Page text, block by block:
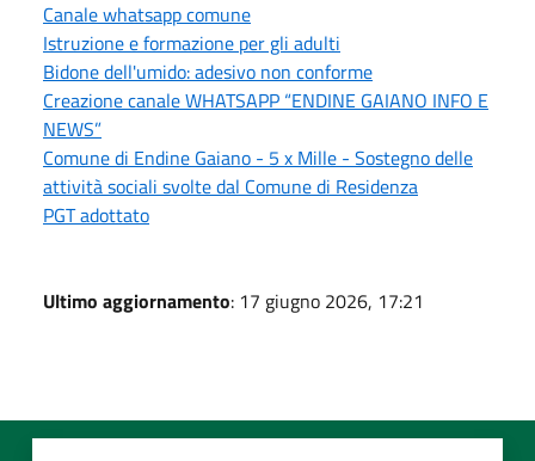
Canale whatsapp comune
Istruzione e formazione per gli adulti
Bidone dell'umido: adesivo non conforme
Creazione canale WHATSAPP “ENDINE GAIANO INFO E
NEWS”
Comune di Endine Gaiano - 5 x Mille - Sostegno delle
attività sociali svolte dal Comune di Residenza
PGT adottato
Ultimo aggiornamento: 17 giugno 2026, 17:21